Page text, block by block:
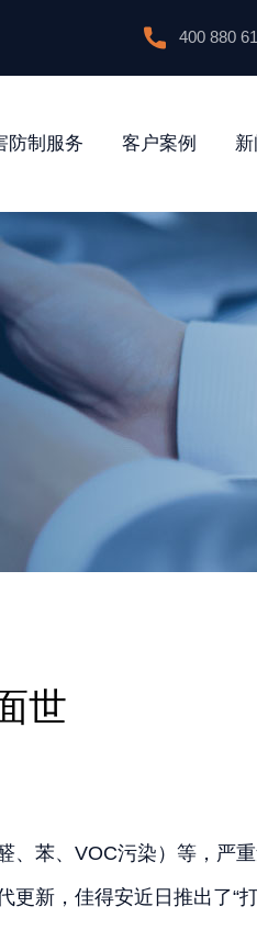
400 880
防制服务 客户案例
世
、苯、VOC污染）等，严
新，佳得安近日推出了“